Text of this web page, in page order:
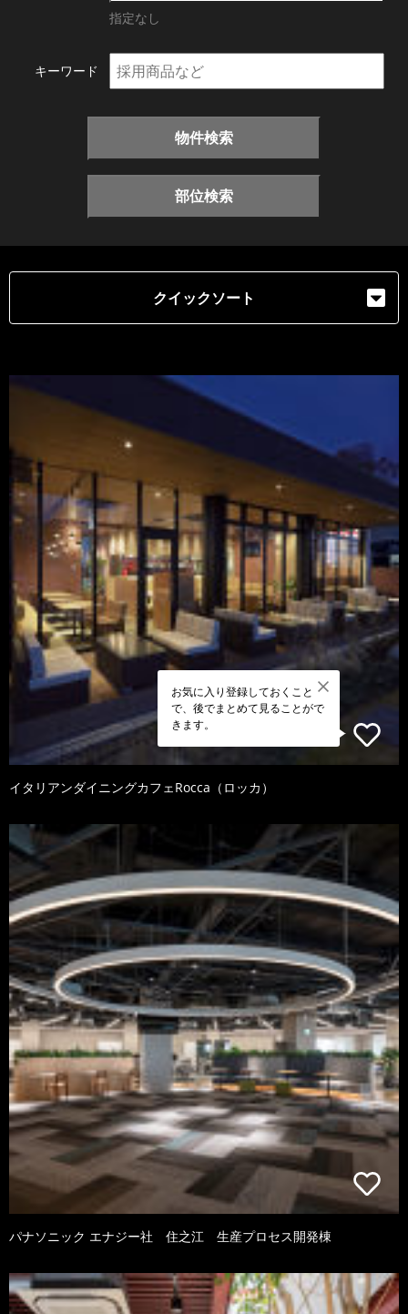
指定なし
キーワード
物件検索
部位検索
クイックソート
お気に入り登録しておくこと
で、後でまとめて見ることがで
きます。
イタリアンダイニングカフェRocca（ロッカ）
パナソニック エナジー社 住之江 生産プロセス開発棟